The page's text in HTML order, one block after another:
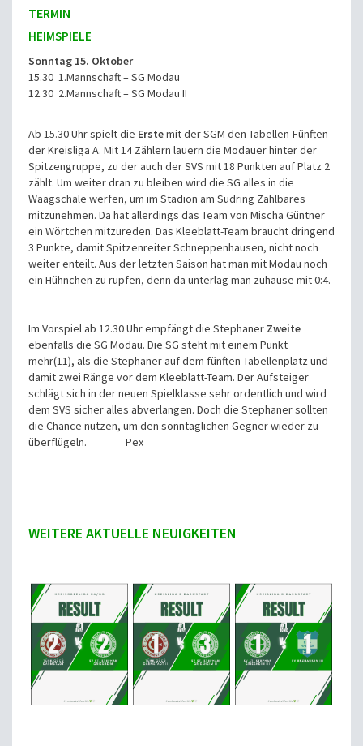
TERMIN
HEIMSPIELE
Sonntag 15. Oktober
15.30 1.Mannschaft – SG Modau
12.30 2.Mannschaft – SG Modau II
Ab 15.30 Uhr spielt die Erstemit der SGM den Tabellen-Fünften
der Kreisliga A. Mit 14 Zählern lauern die Modauer hinter der
Spitzengruppe, zu der auch der SVS mit 18 Punkten auf Platz 2
zählt. Um weiter dran zu bleiben wird die SG alles in die
Waagschale werfen, um im Stadion am Südring Zählbares
mitzunehmen. Da hat allerdings das Team von Mischa Güntner
ein Wörtchen mitzureden. Das Kleeblatt-Team braucht dringend
3 Punkte, damit Spitzenreiter Schneppenhausen, nicht noch
weiter enteilt. Aus der letzten Saison hat man mit Modau noch
ein Hühnchen zu rupfen, denn da unterlag man zuhause mit 0:4.
Im Vorspiel ab 12.30 Uhr empfängt die Stephaner Zweite
ebenfalls die SG Modau. Die SG steht mit einem Punkt
mehr(11), als die Stephaner auf dem fünften Tabellenplatz und
damit zwei Ränge vor dem Kleeblatt-Team. Der Aufsteiger
schlägt sich in der neuen Spielklasse sehr ordentlich und wird
dem SVS sicher alles abverlangen. Doch die Stephaner sollten
die Chance nutzen, um den sonntäglichen Gegner wieder zu
überflügeln. Pex
WEITERE AKTUELLE NEUIGKEITEN